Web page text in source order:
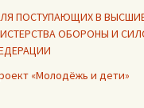
ПОСТУПАЮЩИХ В
ОБОРОНЫ И
«Молодёжь и дети»